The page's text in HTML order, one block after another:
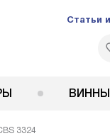
Статьи
3324